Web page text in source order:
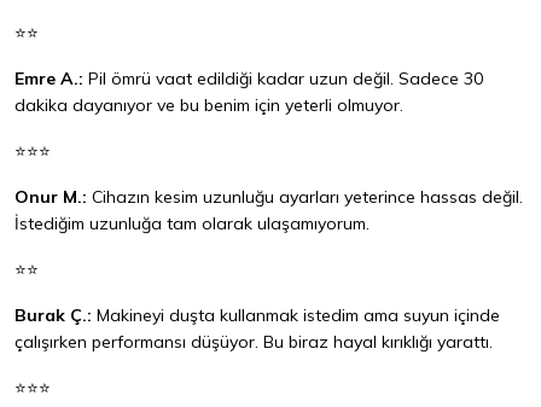
⭐⭐
Emre A.: Pil ömrü vaat edildiği kadar uzun değil. Sadece 30
dakika dayanıyor ve bu benim için yeterli olmuyor.
⭐⭐⭐
Onur M.: Cihazın kesim uzunluğu ayarları yeterince hassas değil.
İstediğim uzunluğa tam olarak ulaşamıyorum.
⭐⭐
Burak Ç.: Makineyi duşta kullanmak istedim ama suyun içinde
çalışırken performansı düşüyor. Bu biraz hayal kırıklığı yarattı.
⭐⭐⭐